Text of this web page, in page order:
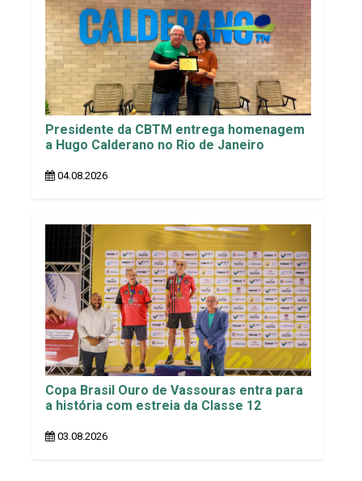
Presidente da CBTM entrega homenagem
a Hugo Calderano no Rio de Janeiro
04.08.2026
Copa Brasil Ouro de Vassouras entra para
a história com estreia da Classe 12
03.08.2026